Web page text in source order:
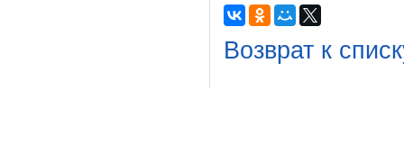
Возврат к